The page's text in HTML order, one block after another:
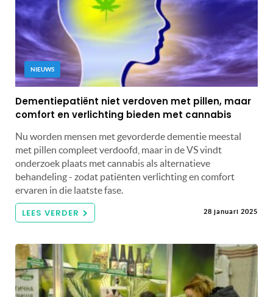
NIEUWS
Dementiepatiënt niet verdoven met pillen, maar
comfort en verlichting bieden met cannabis
Nu worden mensen met gevorderde dementie meestal
met pillen compleet verdoofd, maar in de VS vindt
onderzoek plaats met cannabis als alternatieve
behandeling - zodat patiënten verlichting en comfort
ervaren in die laatste fase.
LEES VERDER 28 januari 2025